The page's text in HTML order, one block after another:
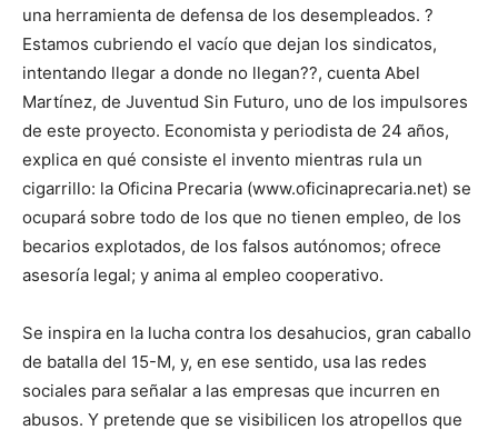
una herramienta de defensa de los desempleados. ?
Estamos cubriendo el vacío que dejan los sindicatos,
intentando llegar a donde no llegan??, cuenta Abel
Martínez, de Juventud Sin Futuro, uno de los impulsores
de este proyecto. Economista y periodista de 24 años,
explica en qué consiste el invento mientras rula un
cigarrillo: la Oficina Precaria (www.oficinaprecaria.net) se
ocupará sobre todo de los que no tienen empleo, de los
becarios explotados, de los falsos autónomos; ofrece
asesoría legal; y anima al empleo cooperativo.
Se inspira en la lucha contra los desahucios, gran caballo
de batalla del 15-M, y, en ese sentido, usa las redes
sociales para señalar a las empresas que incurren en
abusos. Y pretende que se visibilicen los atropellos que